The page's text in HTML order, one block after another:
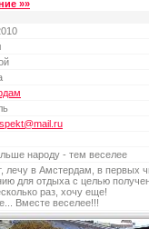
»»
народу - тем веселее
лечу в Амстердам, в первых
для отдыха с целью
раз, хочу еще!
Вместе веселее!!!